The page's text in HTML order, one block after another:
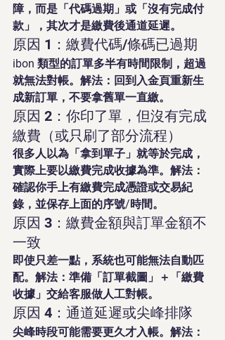
障，而是「代碼過期」或「沒有完成付
款」，其次才是繳費後通道延遲。
原因 1：繳費代碼/條碼已過期
ibon 類型的訂單多半有時間限制，超過
就無法對帳。解法：回到入金頁重新生
成新訂單，不要拿舊單一直繳。
原因 2：你印了單，但沒有完成
繳費（或只刷了部分流程）
很多人以為「拿到單子」就等於完成，
實際上要以繳費完成收據為準。解法：
確認你手上有繳費完成憑證或交易紀
錄，並保存上面的序號/時間。
原因 3：繳費金額與訂單金額不
一致
即使只差一點，系統也可能無法自動匹
配。解法：準備「訂單截圖」＋「繳費
收據」交給客服做人工對帳。
原因 4：通道延遲或尖峰排隊
尖峰時段可能需要更久才入帳。解法：